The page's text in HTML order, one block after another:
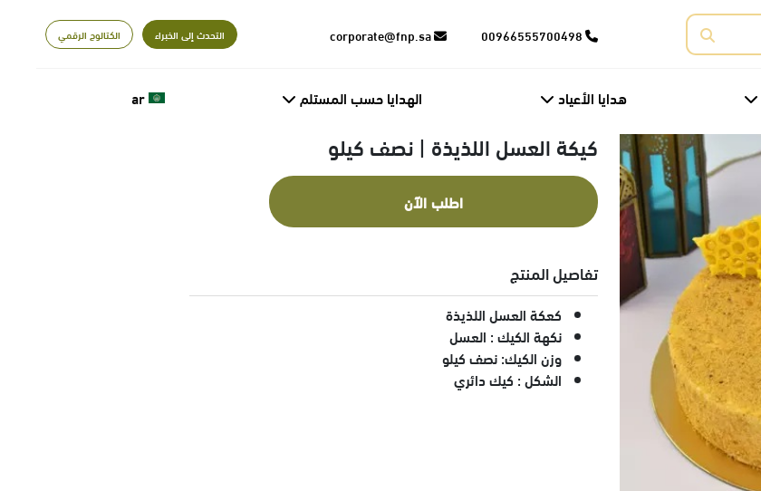
التحدث إلى الخبراء الكتالوج الرقمي
هدايا الأعياد الهدايا حسب المستلم ar
كيكة العسل اللذيذة | نصف كيلو
اطلب الآن
تفاصيل المنتج
كعكة العسل اللذيذة
نكهة الكيك : العسل
وزن الكيك: نصف كيلو
الشكل : كيك دائري